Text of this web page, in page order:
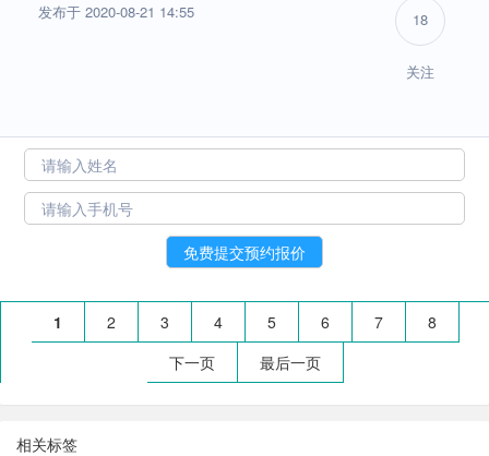
发布于 2020-08-21 14:55
18
关注
1 2 3 4 5 6 7
8
下一页
最后一页
相关标签